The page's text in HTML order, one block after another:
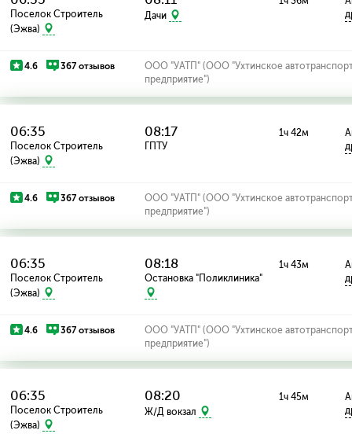
Поселок Строитель
(Эжва)
Дачи
4.6 367 отзывов
ООО "УАТП" (ООО "Ухтинское
предприятие")
06:35
Поселок Строитель
(Эжва)
08:17
ГПТУ
1ч 42м
4.6 367 отзывов
ООО "УАТП" (ООО "Ухтинское
предприятие")
06:35
Поселок Строитель
(Эжва)
08:18
Остановка "Поликлиника"
1ч 43м
4.6 367 отзывов
ООО "УАТП" (ООО "Ухтинское
предприятие")
06:35
Поселок Строитель
(Эжва)
08:20
Ж/Д вокзал
1ч 45м